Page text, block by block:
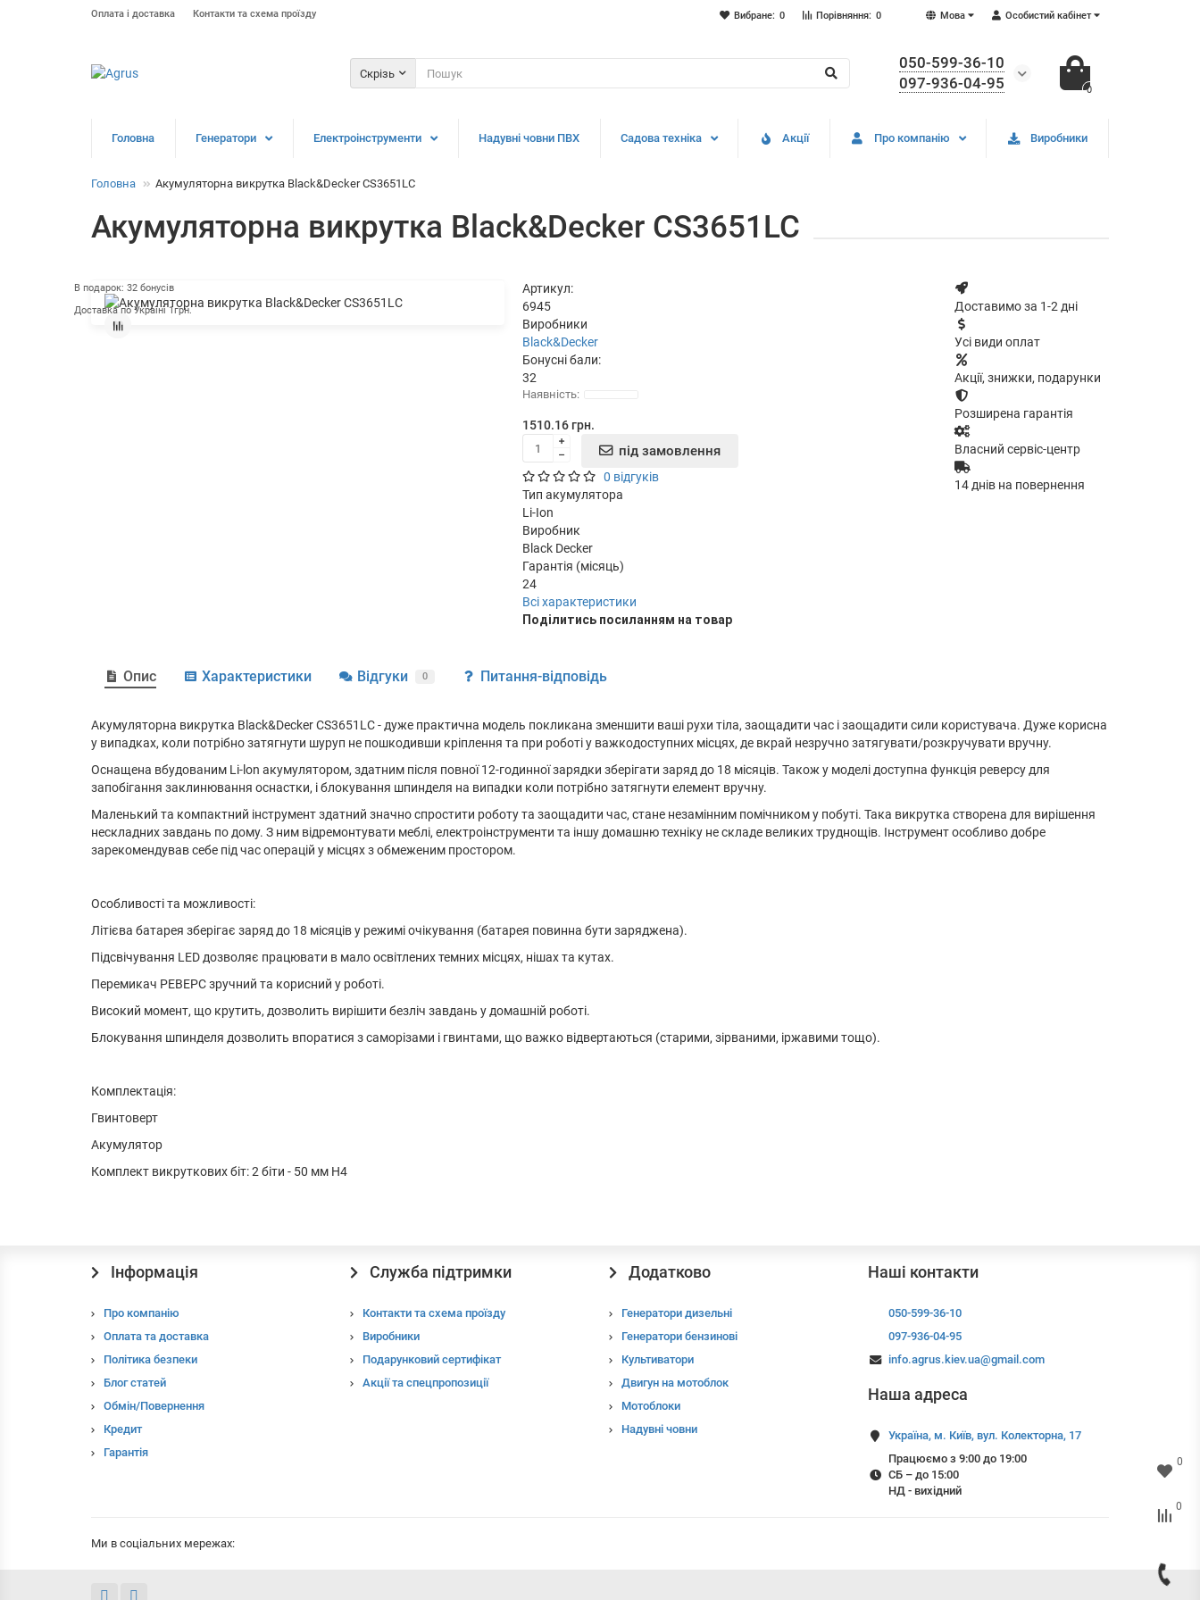
Особистий кабінет
Мова
Порівняння: 0
Вибране: 0
Оплата і доставка Контакти та схема проїзду
Скрізь
050-599-36-10
097-936-04-95
0
Головна Генератори Електроінструменти Надувні човни ПВХ Садова техніка Акції Про компанію Виробники
Головна Акумуляторна викрутка Black&Decker CS3651LC
Акумуляторна викрутка Black&Decker CS3651LC
В подарок: 32 бонусів
Доставка по Україні 1грн.
Артикул:
6945
Виробники
Black&Decker
Бонусні бали:
32
1510.16 грн.
під замовлення
0 відгуків
Тип акумулятора
Li-Ion
Виробник
Black Decker
Гарантія (місяць)
24
Всі характеристики
Подiлитись посиланням на товар
Доставимо за 1-2 дні
Усі види оплат
Акції, знижки, подарунки
Розширена гарантія
Власний сервіс-центр
14 днів на повернення
Опис Характеристики Відгуки 0 Питання-відповідь
Акумуляторна викрутка Black&Decker CS3651LC - дуже практична модель покликана зменшити ваші рухи тіла, заощадити час і заощадити сили користувача. Дуже корисна
у випадках, коли потрібно затягнути шуруп не пошкодивши кріплення та при роботі у важкодоступних місцях, де вкрай незручно затягувати/розкручувати вручну.
Оснащена вбудованим Li-lon акумулятором, здатним після повної 12-годинної зарядки зберігати заряд до 18 місяців. Також у моделі доступна функція реверсу для
запобігання заклинювання оснастки, і блокування шпинделя на випадки коли потрібно затягнути елемент вручну.
Маленький та компактний інструмент здатний значно спростити роботу та заощадити час, стане незамінним помічником у побуті. Така викрутка створена для вирішення
нескладних завдань по дому. З ним відремонтувати меблі, електроінструменти та іншу домашню техніку не складе великих труднощів. Інструмент особливо добре
зарекомендував себе під час операцій у місцях з обмеженим простором.
Особливості та можливості:
Літієва батарея зберігає заряд до 18 місяців у режимі очікування (батарея повинна бути заряджена).
Підсвічування LED дозволяє працювати в мало освітлених темних місцях, нішах та кутах.
Перемикач РЕВЕРС зручний та корисний у роботі.
Високий момент, що крутить, дозволить вирішити безліч завдань у домашній роботі.
Блокування шпинделя дозволить впоратися з саморізами і гвинтами, що важко відвертаються (старими, зірваними, іржавими тощо).
Комплектація:
Гвинтоверт
Акумулятор
Комплект викруткових біт: 2 біти - 50 мм H4
Інформація
Про компанію
Оплата та доставка
Політика безпеки
Блог статей
Обмін/Повернення
Кредит
Гарантія
Служба підтримки
Контакти та схема проїзду
Виробники
Подарунковий сертифікат
Акції та спецпропозиції
Додатково
Генератори дизельні
Генератори бензинові
Культиватори
Двигун на мотоблок
Мотоблоки
Надувні човни
Наші контакти
050-599-36-10
097-936-04-95
info.agrus.kiev.ua@gmail.com
Наша адреса
Україна, м. Київ, вул. Колекторна, 17
Працюємо з 9:00 до 19:00
СБ – до 15:00
НД - вихідний
Ми в соціальних мережах:
0
0